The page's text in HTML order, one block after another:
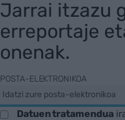
Jarrai itzazu
erreportaje
onenak.
POSTA-ELEKTRONIKOA
Datuen tratamendua